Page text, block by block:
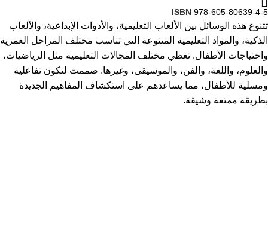
ISBN 978-605-80639-4-5
تتنوع هذه الوسائل بين الألعاب التعليمية، والأدوات الإبداعية، والألعاب
الذكية، والمواد التعليمية المتنوعة التي تناسب مختلف المراحل العمرية
واحتياجات الأطفال. تغطي مختلف المجالات التعليمية مثل الرياضيات،
والعلوم، واللغة، والفن، والموسيقى، وغيرها. صممت لتكون تفاعلية
ومسلية للأطفال، مما يساعدهم على استكشاف المفاهيم الجديدة
بطريقة ممتعة وشيقة.